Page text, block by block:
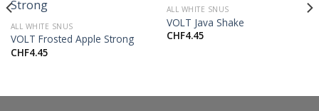
ALL WHITE SNUS
VOLT Frosted Apple Strong
CHF4.45
OUT OF STOCK
ALL WHITE SNUS
VOLT Java Shake
CHF4.45